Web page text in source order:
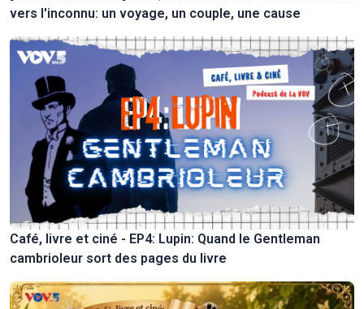
vers l'inconnu: un voyage, un couple, une cause
Café, livre et ciné - EP4: Lupin: Quand le Gentleman
cambrioleur sort des pages du livre